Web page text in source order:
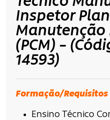
Inspetor
Manutenção
(PCM) –
14593)
Formação/Requisitos
Ensino Técnico